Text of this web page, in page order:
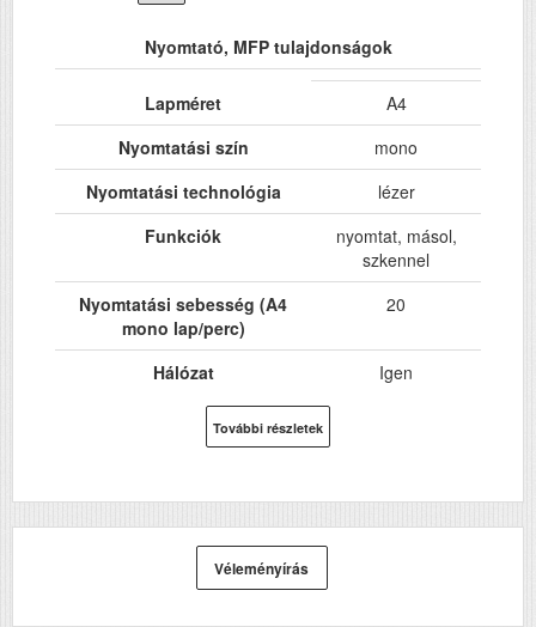
Nyomtató, MFP tulajdonságok
Lapméret
A4
Nyomtatási szín
mono
Nyomtatási technológia
lézer
Funkciók
nyomtat, másol,
szkennel
Nyomtatási sebesség (A4
mono lap/perc)
20
Hálózat
Igen
Kétoldalas, duplex
nyomtatás
Nem
ADF (automatikus
lapolvasó)
További részletek
Véleményírás